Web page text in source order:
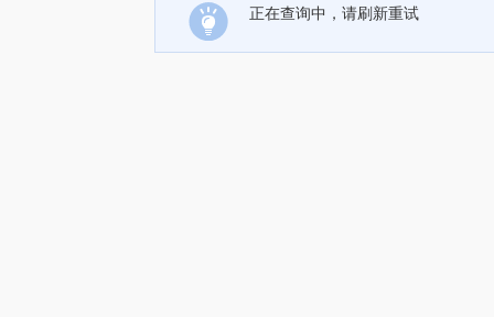
正在查询中，请刷新重试